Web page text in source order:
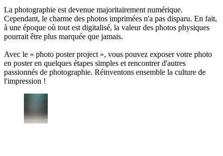
La photographie est devenue majoritairement numérique.
Cependant, le charme des photos imprimées n'a pas disparu. En fait,
à une époque où tout est digitalisé, la valeur des photos physiques
pourrait être plus marquée que jamais.
Avec le « photo poster project », vous pouvez exposer votre photo
en poster en quelques étapes simples et rencontrer d'autres
passionnés de photographie. Réinventons ensemble la culture de
l'impression !